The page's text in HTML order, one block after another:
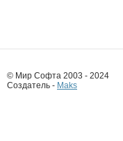
© Мир Софта 2003 - 2024
Создатель - Maks